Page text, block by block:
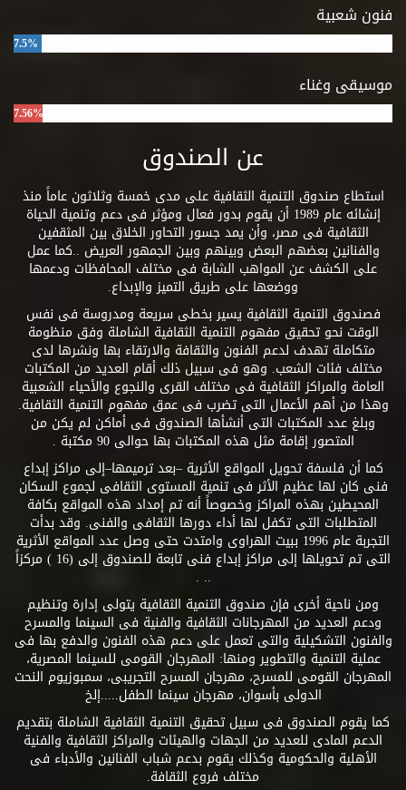
فنون شعبية
7.5%
موسيقى وغناء
7.56%
عن الصندوق
استطاع صندوق التنمية الثقافية على مدى خمسة وثلاثون عاماً منذ
إنشائه عام 1989 أن يقوم بدور فعال ومؤثر فى دعم وتنمية الحياة
الثقافية فى مصر، وأن يمد جسور التحاور الخلاق بين المثقفين
والفنانين بعضهم البعض وبينهم وبين الجمهور العريض ..كما عمل
على الكشف عن المواهب الشابة فى مختلف المحافظات ودعمها
ووضعها على طريق التميز والإبداع.
فصندوق التنمية الثقافية يسير بخطى سريعة ومدروسة فى نفس
الوقت نحو تحقيق مفهوم التنمية الثقافية الشاملة وفق منظومة
متكاملة تهدف لدعم الفنون والثقافة والارتقاء بها ونشرها لدى
مختلف فئات الشعب. وهو فى سبيل ذلك أقام العديد من المكتبات
العامة والمراكز الثقافية فى مختلف القرى والنجوع والأحياء الشعبية
وهذا من أهم الأعمال التى تضرب فى عمق مفهوم التنمية الثقافية.
وبلغ عدد المكتبات التى أنشأها الصندوق فى أماكن لم يكن من
المتصور إقامة مثل هذه المكتبات بها حوالى 90 مكتبة .
كما أن فلسفة تحويل المواقع الأثرية –بعد ترميمها–إلى مراكز إبداع
فنى كان لها عظيم الأثر فى تنمية المستوى الثقافى لجموع السكان
المحيطين بهذه المراكز وخصوصاً أنه تم إمداد هذه المواقع بكافة
المتطلبات التى تكفل لها أداء دورها الثقافى والفنى. وقد بدأت
التجربة عام 1996 ببيت الهراوى وامتدت حتى وصل عدد المواقع الأثرية
التى تم تحويلها إلى مراكز إبداع فنى تابعة للصندوق إلى (16 ) مركزاً
.. .
ومن ناحية أخرى فإن صندوق التنمية الثقافية يتولى إدارة وتنظيم
ودعم العديد من المهرجانات الثقافية والفنية فى السينما والمسرح
والفنون التشكيلية والتى تعمل على دعم هذه الفنون والدفع بها فى
عملية التنمية والتطوير ومنها: المهرجان القومى للسينما المصرية،
المهرجان القومى للمسرح، مهرجان المسرح التجريبى، سمبوزيوم النحت
الدولى بأسوان، مهرجان سينما الطفل.....إلخ
كما يقوم الصندوق فى سبيل تحقيق التنمية الثقافية الشاملة بتقديم
الدعم المادى للعديد من الجهات والهيئات والمراكز الثقافية والفنية
الأهلية والحكومية وكذلك يقوم بدعم شباب الفنانين والأدباء فى
مختلف فروع الثقافة.